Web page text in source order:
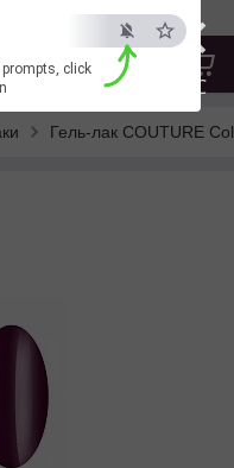
×
ESC
click
Гель-лак COUTURE